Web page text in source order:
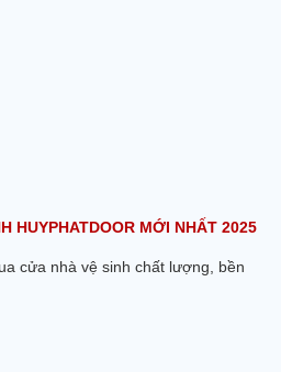
HUYPHATDOOR MỚI NHẤT 2025
cửa nhà vệ sinh chất lượng, bền